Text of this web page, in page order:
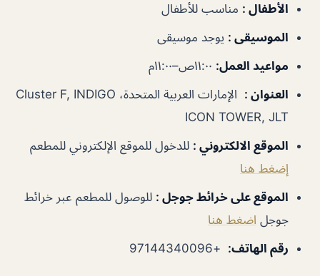
الأطفال : مناسب للأطفال
الموسيقى : يوجد موسيقى
مواعيد العمل: ١١:٠٠ص–١١:٠٠م
العنوان :
الإمارات العربية المتحدة، Cluster F, INDIGO
ICON TOWER, JLT
الموقع الالكتروني : للدخول للموقع الإلكتروني للمطعم
إضغط هنا
الموقع على خرائط جوجل : للوصول للمطعم عبر خرائط
جوجل اضغط هنا
رقم الهاتف:
+97144340096